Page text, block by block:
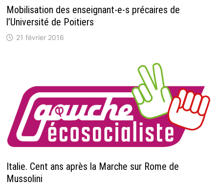
Mobilisation des enseignant-e-s précaires de
l’Université de Poitiers
21 février 2016
Italie. Cent ans après la Marche sur Rome de
Mussolini